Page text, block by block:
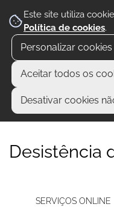
Este site utiliza
Política de cookies.
Personalizar cookies
Aceitar todos os
Desativar cookies
Desistência
SERVIÇOS ONLINE